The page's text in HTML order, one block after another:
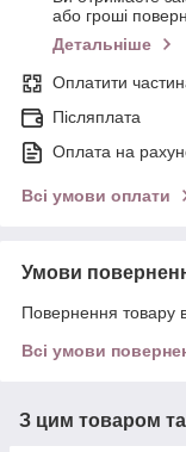
або гроші
Детальніше
Оплатити
Післяплата
Оплата на
Всі умови оплати
Умови
Повернення товару
Всі умови
З цим товаром